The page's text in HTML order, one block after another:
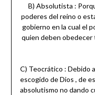
B) Absolutista :
poderes del reino o
gobierno en la cual el
quien deben obedecer
C) Teocrático : Debido
escogido de Dios , de
absolutismo no dando